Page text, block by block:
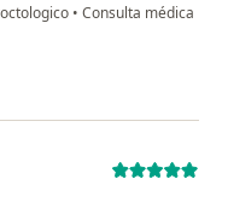
• Consulta médica